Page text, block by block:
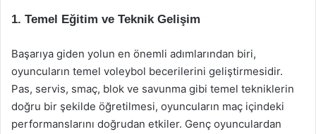
1. Temel Eğitim ve Teknik Gelişim
Başarıya giden yolun en önemli adımlarından biri,
oyuncuların temel voleybol becerilerini geliştirmesidir.
Pas, servis, smaç, blok ve savunma gibi temel tekniklerin
doğru bir şekilde öğretilmesi, oyuncuların maç içindeki
performanslarını doğrudan etkiler. Genç oyunculardan